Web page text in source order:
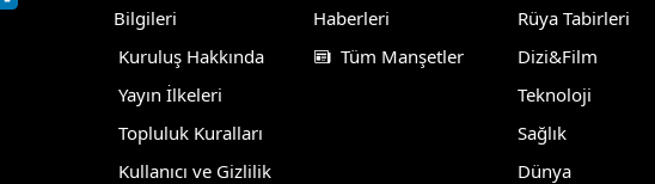
Bilgileri
Kuruluş Hakkında
Yayın İlkeleri
Topluluk Kuralları
Kullanıcı ve Gizlilik
Haberleri
Tüm Manşetler
Rüya Tabirleri
Dizi&Film
Teknoloji
Sağlık
Dünya